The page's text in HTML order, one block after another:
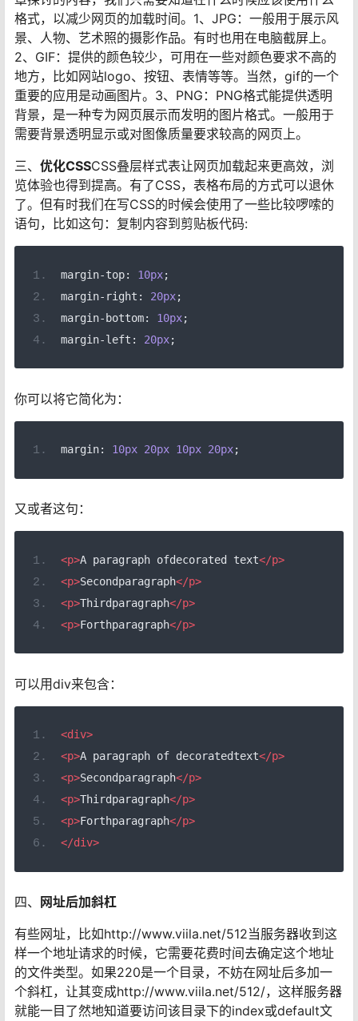
格式，以减少网页的加载时间。1、JPG：一般用于展示风
景、人物、艺术照的摄影作品。有时也用在电脑截屏上。
2、GIF：提供的颜色较少，可用在一些对颜色要求不高的
地方，比如网站logo、按钮、表情等等。当然，gif的一个
重要的应用是动画图片。3、PNG：PNG格式能提供透明
背景，是一种专为网页展示而发明的图片格式。一般用于
需要背景透明显示或对图像质量要求较高的网页上。
三、 优化CSSCSS叠层样式表让网页加载起来更高效，浏
览体验也得到提高。有了CSS，表格布局的方式可以退休
了。但有时我们在写CSS的时候会使用了一些比较啰嗦的
语句，比如这句：复制内容到剪贴板代码:
margin-top: 10px;
margin- right : 20px;
margin-bottom: 10px;
margin-left : 20px;
你可以将它简化为：
margin: 10px 20px 10px 20px;
又或者这句：
<p>A paragraph ofdecorated text</p>
<p>Secondparagraph</p>
<p>Thirdparagraph</p>
<p>Forthparagraph</p>
可以用div来包含：
<div>
<p>A paragraph of decoratedtext</p>
<p>Secondparagraph</p>
<p>Thirdparagraph</p>
<p>Forthparagraph</p>
</div>
四、
网址后加斜杠
有些网址，比如http://www.viila.net/512当服务器收到这
样一个地址请求的时候，它需要花费时间去确定这个地址
的文件类型。如果220是一个目录，不妨在网址后多加一
个斜杠，让其变成http://www.viila.net/512/，这样服务器
就能一目了然地知道要访问该目录下的index或default文